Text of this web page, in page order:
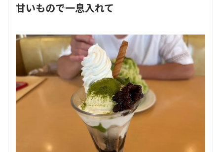
甘いもので一息入れて